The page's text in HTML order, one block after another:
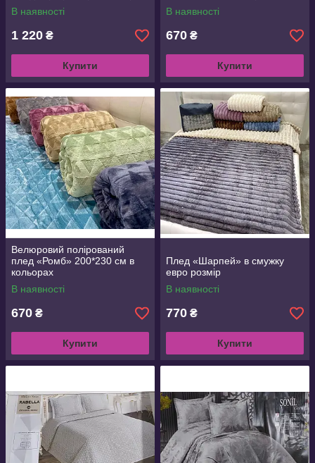
В наявності
1 220 ₴
Купити
В наявності
670 ₴
Купити
Велюровий полірований
плед «Ромб» 200*230 см в
кольорах
В наявності
670 ₴
Купити
Плед «Шарпей» в смужку
евро розмір
В наявності
770 ₴
Купити